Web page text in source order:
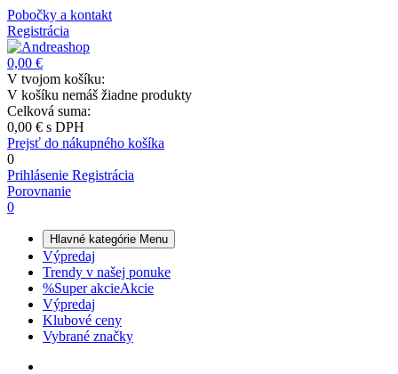
Pobočky a kontakt
Registrácia
0,00 €
V tvojom košíku:
V košíku nemáš žiadne produkty
Celková suma:
0,00 € s DPH
Prejsť do nákupného košíka
0
Prihlásenie Registrácia
Porovnanie
0
Hlavné kategórie Menu
Výpredaj
Trendy v našej ponuke
%Super akcieAkcie
Výpredaj
Klubové ceny
Vybrané značky